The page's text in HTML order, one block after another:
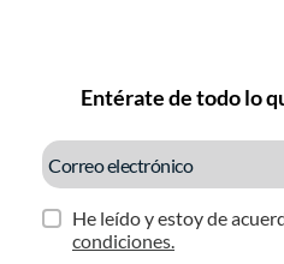
Entérate de todo lo
He leído y estoy de
condiciones.